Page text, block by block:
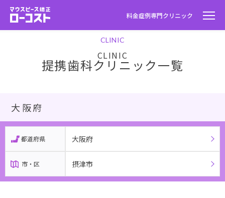
料金症例専門クリニック
CLINIC
提携歯科クリニック一覧
大阪府
都道府県 大阪府
市・区 摂津市